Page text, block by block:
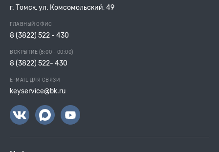
г. Томск, ул. Комсомольский, 49
ГЛАВНЫЙ ОФИС
8 (3822) 522 - 430
ВСКРЫТИЕ (8:00 - 00:00)
8 (3822) 522- 430
E-MAIL ДЛЯ СВЯЗИ
keyservice@bk.ru